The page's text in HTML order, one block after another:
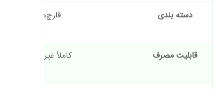
دسته بندی قارچ‌های تاقچه‌ای
قابلیت مصرف کاملاً غیرخوراکی